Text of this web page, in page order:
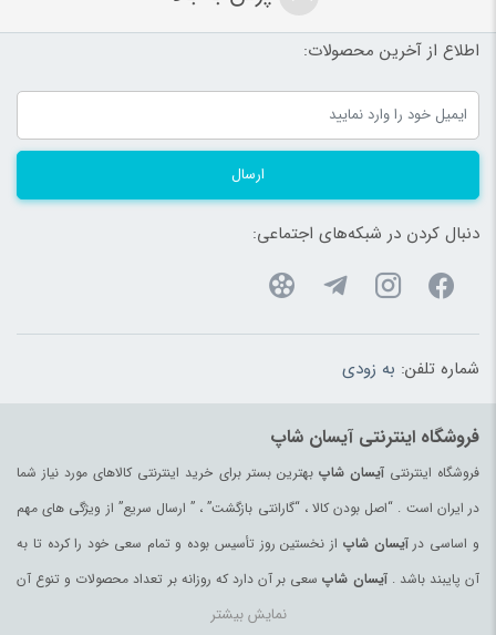
اطلاع از آخرین محصولات:
ارسال
دنبال کردن در شبکه‌های اجتماعی:
شماره تلفن: به زودی
فروشگاه اینترنتی آیسان شاپ
فروشگاه اینترنتیآیسان شاپبهترین بستر برای خرید اینترنتی کالاهای مورد نیاز شما
در ایران است . “اصل بودن کالا ، “گارانتی بازگشت” ، ” ارسال سریع” از ویژگی های مهم
و اساسی درآیسان شاپ از نخستین روز تأسیس بوده و تمام سعی خود را کرده تا به
آن پایبند باشد .آیسان شاپ سعی بر آن دارد که روزانه بر تعداد محصولات و تنوع آن
بیفزاید تا بتواند نیاز همه ی افراد با هر نوع سلیقه را در خرید محصولات اینترنتی مرتفع
نمایش بیشتر